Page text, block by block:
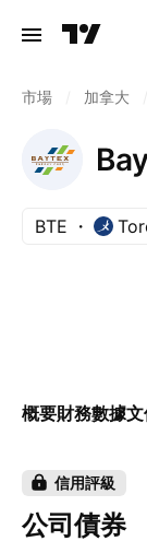
市場 加拿大
BTE
概要財務數據
信用評級
公司債券